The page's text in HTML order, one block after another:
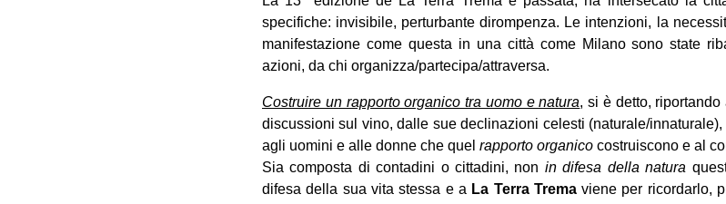
specifiche: invisibile, perturbante dirompenza. Le intenzioni, la
manifestazione come questa in una città come Milano sono state
azioni, da chi organizza/partecipa/attraversa.
Costruire un rapporto organico tra uomo e natura, si è detto,
discussioni sul vino, dalle sue declinazioni celesti (naturale/
agli uomini e alle donne che quel rapporto organico costruiscono e al
Sia composta di contadini o cittadini, non in difesa della natura
difesa della sua vita stessa e a La Terra Tremaviene per ricordarlo,